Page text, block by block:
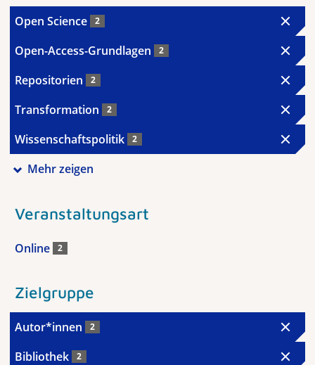
Open Science 2
Open-Access-Grundlagen 2
Repositorien 2
Transformation 2
Wissenschaftspolitik 2
Mehr zeigen
Veranstaltungsart
Online 2
Zielgruppe
Autor*innen 2
Bibliothek 2